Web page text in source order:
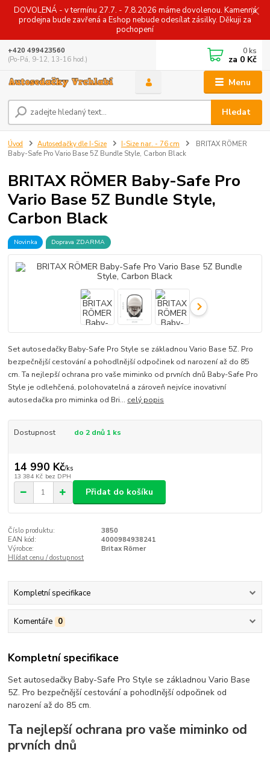
DOVOLENÁ - v termínu 27.7. - 7.8.2026 máme dovolenou. Kamenná
prodejna bude zavřená a Eshop nebude odesílat zásilky. Děkuji za
pochopení
Menu
Hledat
+420 499423560
(Po-Pá, 9-12, 13-16 hod.)
0 ks
za 0 Kč
Úvod Autosedačky dle I-Size I-Size nar. - 76 cm
BRITAX RÖMER
Baby-Safe Pro Vario Base 5Z Bundle Style, Carbon Black
BRITAX RÖMER Baby-Safe Pro
Vario Base 5Z Bundle Style,
Carbon Black
Novinka Doprava ZDARMA
Set autosedačky Baby-Safe Pro Style se základnou Vario Base 5Z. Pro
bezpečnější cestování a pohodlnější odpočinek od narození až do 85
cm. Ta nejlepší ochrana pro vaše miminko od prvních dnů Baby-Safe Pro
Style je odlehčená, polohovatelná a zároveň nejvíce inovativní
autosedačka pro miminka od Bri... celý popis
Dostupnost do 2 dnů 1 ks
14 990 Kč/ks
13 384 Kč bez DPH
Přidat do košíku
Číslo produktu:
3850
EAN kód:
4000984938241
Výrobce:
Britax Römer
Hlídat cenu / dostupnost
Kompletní specifikace
Komentáře 0
Kompletní specifikace
Set autosedačky Baby-Safe Pro Style se základnou Vario Base
5Z. Pro bezpečnější cestování a pohodlnější odpočinek od
narození až do 85 cm.
Ta nejlepší ochrana pro vaše miminko od
prvních dnů